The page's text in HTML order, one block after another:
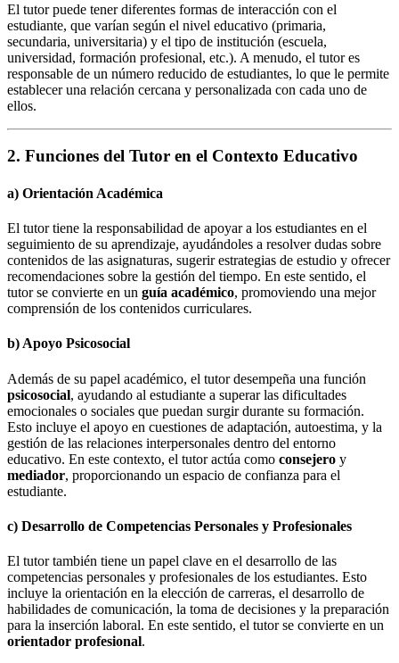
El tutor puede tener diferentes formas de interacción con el
estudiante, que varían según el nivel educativo (primaria,
secundaria, universitaria) y el tipo de institución (escuela,
universidad, formación profesional, etc.). A menudo, el tutor es
responsable de un número reducido de estudiantes, lo que le permite
establecer una relación cercana y personalizada con cada uno de
ellos.
2. Funciones del Tutor en el Contexto Educativo
a) Orientación Académica
El tutor tiene la responsabilidad de apoyar a los estudiantes en el
seguimiento de su aprendizaje, ayudándoles a resolver dudas sobre
contenidos de las asignaturas, sugerir estrategias de estudio y ofrecer
recomendaciones sobre la gestión del tiempo. En este sentido, el
tutor se convierte en un guía académico, promoviendo una mejor
comprensión de los contenidos curriculares.
b) Apoyo Psicosocial
Además de su papel académico, el tutor desempeña una función
psicosocial, ayudando al estudiante a superar las dificultades
emocionales o sociales que puedan surgir durante su formación.
Esto incluye el apoyo en cuestiones de adaptación, autoestima, y la
gestión de las relaciones interpersonales dentro del entorno
educativo. En este contexto, el tutor actúa como consejero y
mediador, proporcionando un espacio de confianza para el
estudiante.
c) Desarrollo de Competencias Personales y Profesionales
El tutor también tiene un papel clave en el desarrollo de las
competencias personales y profesionales de los estudiantes. Esto
incluye la orientación en la elección de carreras, el desarrollo de
habilidades de comunicación, la toma de decisiones y la preparación
para la inserción laboral. En este sentido, el tutor se convierte en un
orientador profesional.